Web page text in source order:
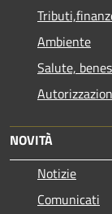
Ambiente
Salute,
NOVITÀ
Notizie
Comunicati